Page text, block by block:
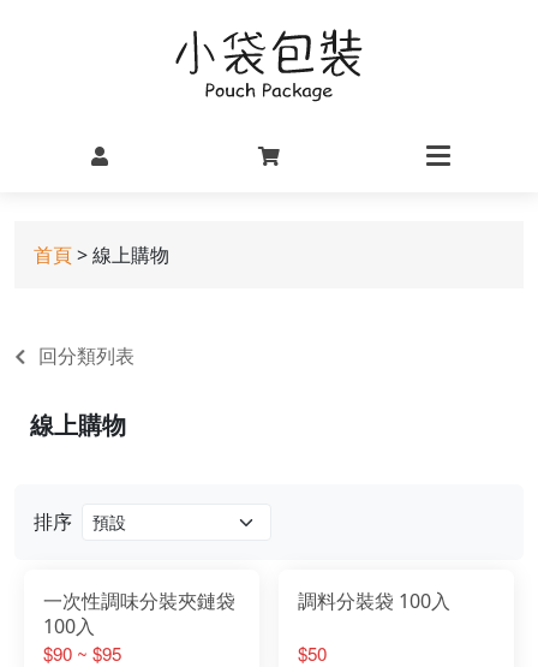
首頁> 線上購物
回分類列表
排序
一次性調味分裝夾鏈袋
100入
$90 ~ $95
調料分裝袋 100入
$50
線上購物